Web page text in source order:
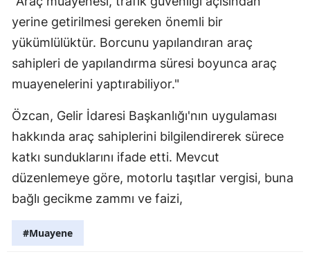
yerine getirilmesi gereken önemli bir
yükümlülüktür. Borcunu yapılandıran araç
sahipleri de yapılandırma süresi boyunca araç
muayenelerini yaptırabiliyor."
Özcan, Gelir İdaresi Başkanlığı'nın uygulaması
hakkında araç sahiplerini bilgilendirerek sürece
katkı sunduklarını ifade etti. Mevcut
düzenlemeye göre, motorlu taşıtlar vergisi, buna
bağlı gecikme zammı ve faizi,
#Muayene